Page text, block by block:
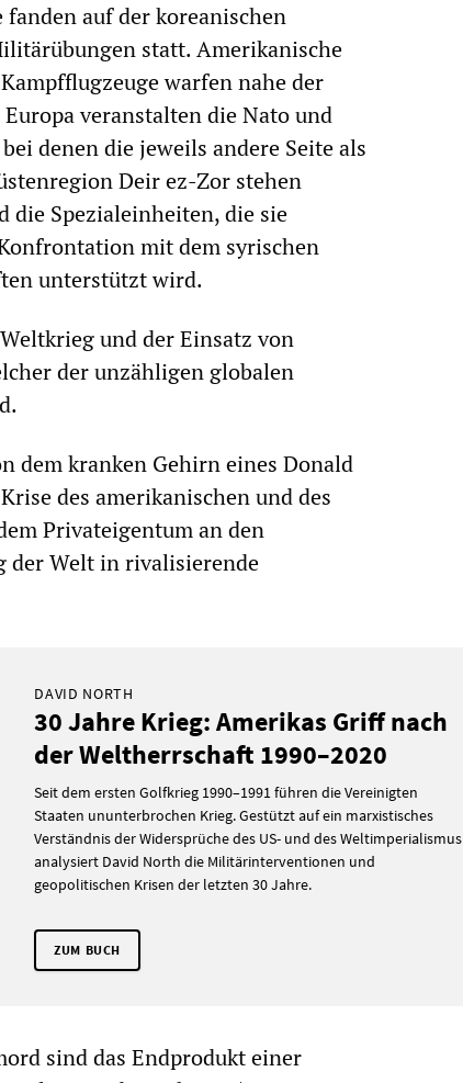
auf der koreanischen
statt. Amerikanische
warfen nahe der
veranstalten die Nato und
denen die jeweils andere Seite als
Deir ez-Zor stehen
die Spezialeinheiten, die sie
mit dem syrischen
unterstützt wird.
und der Einsatz von
der unzähligen globalen
dem kranken Gehirn eines Donald
des amerikanischen und des
Privateigentum an den
Welt in rivalisierende
DAVID NORTH
30 Jahre Krieg: Amerikas Griff nach
der Weltherrschaft 1990–2020
Seit dem ersten Golfkrieg 1990–1991 führen die Vereinigten
Staaten ununterbrochen Krieg. Gestützt auf ein marxistisches
Verständnis der Widersprüche des US- und des Weltimperialismus
analysiert David North die Militärinterventionen und
geopolitischen Krisen der letzten 30 Jahre.
ZUM BUCH
sind das Endprodukt einer